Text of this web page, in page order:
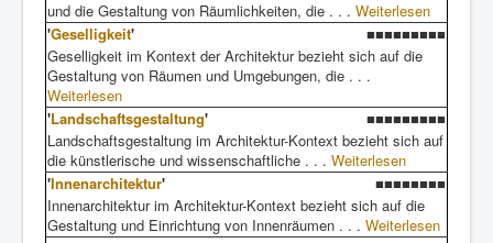
und die Gestaltung von Räumlichkeiten, die . . . Weiterlesen
'Geselligkeit'
■■■■■■■■■
Geselligkeit im Kontext der Architektur bezieht sich auf die
Gestaltung von Räumen und Umgebungen, die . . .
Weiterlesen
'Landschaftsgestaltung'
■■■■■■■■■
Landschaftsgestaltung im Architektur-Kontext bezieht sich auf
die künstlerische und wissenschaftliche . . . Weiterlesen
'Innenarchitektur'
■■■■■■■■
Innenarchitektur im Architektur-Kontext bezieht sich auf die
Gestaltung und Einrichtung von Innenräumen . . . Weiterlesen